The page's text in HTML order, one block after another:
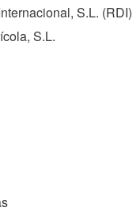
S.L. (RDI)
S.L.